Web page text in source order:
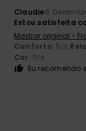
Claudie6.
Estou satisfeita
Mostrar original -
Conforto: 5 /5
Cor: 5/5
Eu recomendo